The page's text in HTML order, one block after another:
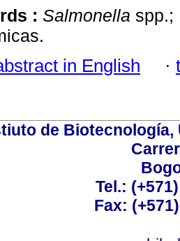
: Salmonella spp.;
in English ·
de Biotecnología,
Tel.:
Fax: